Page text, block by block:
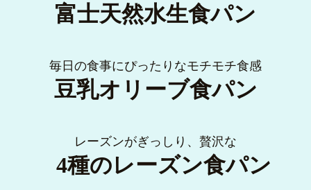
富士天然水生食パン
毎日の食事にぴったりなモチモチ食感
豆乳オリーブ食パン
レーズンがぎっしり、贅沢な
4種のレーズン食パン